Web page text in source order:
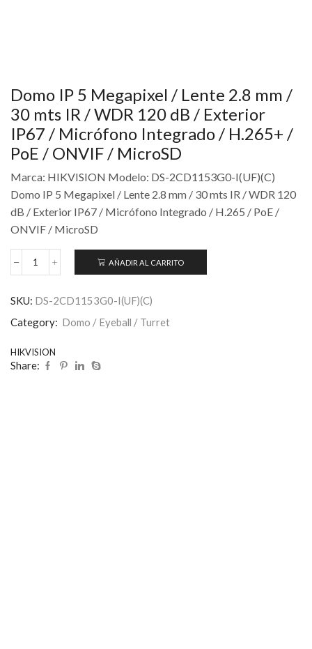
Domo IP 5 Megapixel / Lente 2.8 mm /
30 mts IR / WDR 120 dB / Exterior
IP67 / Micrófono Integrado / H.265+ /
PoE / ONVIF / MicroSD
Marca: HIKVISION Modelo: DS-2CD1153G0-I(UF)(C)
Domo IP 5 Megapixel / Lente 2.8 mm / 30 mts IR / WDR 120
dB / Exterior IP67 / Micrófono Integrado / H.265 / PoE /
ONVIF / MicroSD
AÑADIR AL CARRITO
SKU: DS-2CD1153G0-I(UF)(C)
Category: Domo / Eyeball / Turret
HIKVISION
Share: